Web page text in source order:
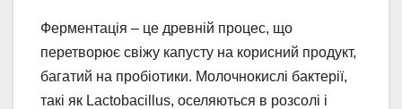
Ферментація – це древній процес, що
перетворює свіжу капусту на корисний продукт,
багатий на пробіотики. Молочнокислі бактерії,
такі як Lactobacillus, оселяються в розсолі і